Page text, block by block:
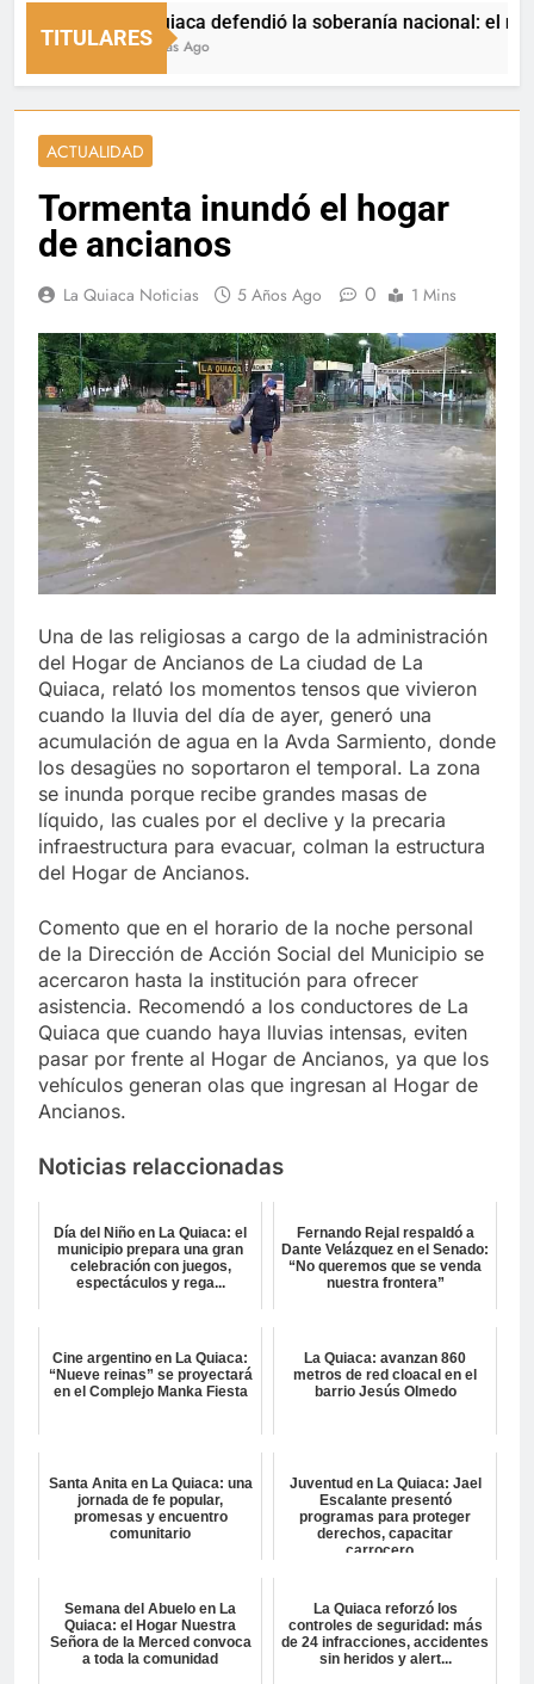
TITULARES
La Quiaca defendió la soberanía nacional: el
22 Horas Ago
ACTUALIDAD
Tormenta inundó el hogar
de ancianos
La Quiaca Noticias 5 Años Ago 0 1 Mins
Una de las religiosas a cargo de la administración
del Hogar de Ancianos de La ciudad de La
Quiaca, relató los momentos tensos que vivieron
cuando la lluvia del día de ayer, generó una
acumulación de agua en la Avda Sarmiento, donde
los desagües no soportaron el temporal. La zona
se inunda porque recibe grandes masas de
líquido, las cuales por el declive y la precaria
infraestructura para evacuar, colman la estructura
del Hogar de Ancianos.
Comento que en el horario de la noche personal
de la Dirección de Acción Social del Municipio se
acercaron hasta la institución para ofrecer
asistencia. Recomendó a los conductores de La
Quiaca que cuando haya lluvias intensas, eviten
pasar por frente al Hogar de Ancianos, ya que los
vehículos generan olas que ingresan al Hogar de
Ancianos.
Noticias relaccionadas
Día del Niño en La Quiaca: el
municipio prepara una gran
celebración con juegos,
espectáculos y rega...
Fernando Rejal respaldó a
Dante Velázquez en el Senado:
“No queremos que se venda
nuestra frontera”
Cine argentino en La Quiaca:
“Nueve reinas” se proyectará
en el Complejo Manka Fiesta
La Quiaca: avanzan 860
metros de red cloacal en el
barrio Jesús Olmedo
Santa Anita en La Quiaca: una
jornada de fe popular,
promesas y encuentro
comunitario
Juventud en La Quiaca: Jael
Escalante presentó
programas para proteger
derechos, capacitar
carrocero...
Semana del Abuelo en La
Quiaca: el Hogar Nuestra
Señora de la Merced convoca
a toda la comunidad
La Quiaca reforzó los
controles de seguridad: más
de 24 infracciones, accidentes
sin heridos y alert...